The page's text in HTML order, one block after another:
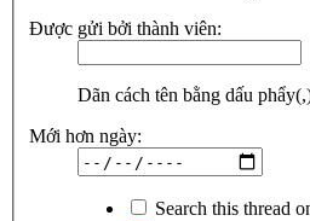
Được gửi bởi thành viên:
Dãn cách tên bằng dấu
Mới hơn ngày:
Search this thread